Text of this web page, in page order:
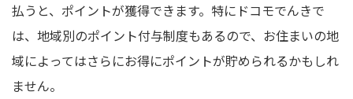
払うと、ポイントが獲得できます。特にドコモでんきで
は、地域別のポイント付与制度もあるので、お住まいの地
域によってはさらにお得にポイントが貯められるかもしれ
ません。